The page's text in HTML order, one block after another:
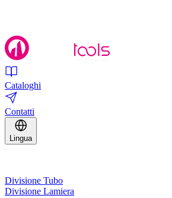
Cataloghi
Contatti
Lingua
Divisione Tubo
Divisione Lamiera